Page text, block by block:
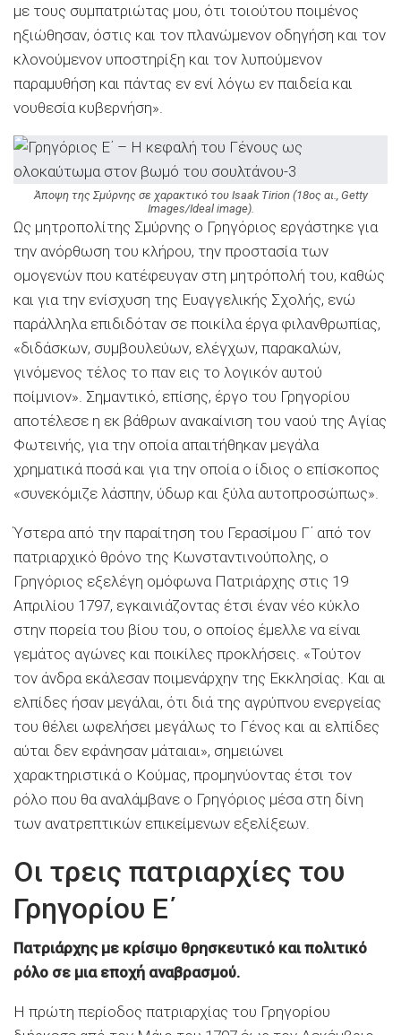
με τους συμπατριώτας μου, ότι τοιούτου ποιμένος
ηξιώθησαν, όστις και τον πλανώμενον οδηγήση και τον
κλονούμενον υποστηρίξη και τον λυπούμενον
παραμυθήση και πάντας εν ενί λόγω εν παιδεία και
νουθεσία κυβερνήση».
Άποψη της Σμύρνης σε χαρακτικό του Isaak Tirion (18ος αι., Getty
Images/Ideal image).
Ως μητροπολίτης Σμύρνης ο Γρηγόριος εργάστηκε για
την ανόρθωση του κλήρου, την προστασία των
ομογενών που κατέφευγαν στη μητρόπολή του, καθώς
και για την ενίσχυση της Ευαγγελικής Σχολής, ενώ
παράλληλα επιδιδόταν σε ποικίλα έργα φιλανθρωπίας,
«διδάσκων, συμβουλεύων, ελέγχων, παρακαλών,
γινόμενος τέλος το παν εις το λογικόν αυτού
ποίμνιον». Σημαντικό, επίσης, έργο του Γρηγορίου
αποτέλεσε η εκ βάθρων ανακαίνιση του ναού της Αγίας
Φωτεινής, για την οποία απαιτήθηκαν μεγάλα
χρηματικά ποσά και για την οποία ο ίδιος ο επίσκοπος
«συνεκόμιζε λάσπην, ύδωρ και ξύλα αυτοπροσώπως».
Ύστερα από την παραίτηση του Γερασίμου Γ΄ από τον
πατριαρχικό θρόνο της Κωνσταντινούπολης, ο
Γρηγόριος εξελέγη ομόφωνα Πατριάρχης στις 19
Απριλίου 1797, εγκαινιάζοντας έτσι έναν νέο κύκλο
στην πορεία του βίου του, ο οποίος έμελλε να είναι
γεμάτος αγώνες και ποικίλες προκλήσεις. «Τούτον
τον άνδρα εκάλεσαν ποιμενάρχην της Εκκλησίας. Και αι
ελπίδες ήσαν μεγάλαι, ότι διά της αγρύπνου ενεργείας
του θέλει ωφελήσει μεγάλως το Γένος και αι ελπίδες
αύται δεν εφάνησαν μάταιαι», σημειώνει
χαρακτηριστικά ο Κούμας, προμηνύοντας έτσι τον
ρόλο που θα αναλάμβανε ο Γρηγόριος μέσα στη δίνη
των ανατρεπτικών επικείμενων εξελίξεων.
Οι τρεις πατριαρχίες του
Γρηγορίου Ε΄
Πατριάρχης με κρίσιμο θρησκευτικό και πολιτικό
ρόλο σε μια εποχή αναβρασμού.
Η πρώτη περίοδος πατριαρχίας του Γρηγορίου